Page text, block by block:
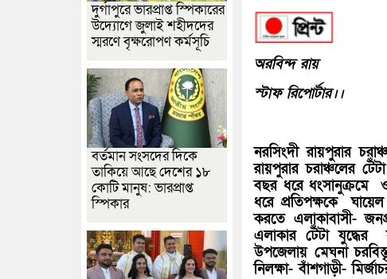
অরবিন্দ রায়
স্টাফ রিপোর্টার।।
নরসিংদী রায়পুরার
রায়পুরার চরাঞ্চলের
বছর ধরে ধংসানুক্রমে
ধরে প্রতিপক্ষকে
করতে এলাকাবাসী-
এলাকার টেঁটা
উপজেলায় মেঘনা
নিলক্ষা- বাঁশগাড়ী-
দুর্গাপুরে ভারপ্রাপ্ত স্পিকারের
উদ্যোগে জুলাই শহীদদের
স্মরণে বৃক্ষরোপণ কর্মসূচি
বর্তমান সংসদের দিকে
তাকিয়ে আছে দেশের ১৮
কোটি মানুষ: ভারপ্রাপ্ত
স্পিকার